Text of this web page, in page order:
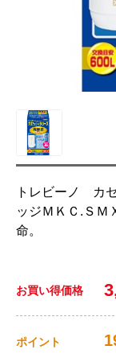
トレビーノ カ
ッジＭＫＣ.ＳＭ
命。
お買い得価格
ポイント